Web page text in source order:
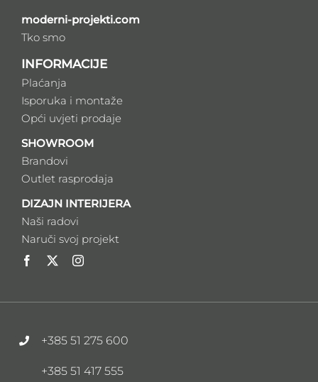
moderni-projekti.com
Tko smo
INFORMACIJE
Plaćanja
Isporuka i montaže
Opći uvjeti prodaje
SHOWROOM
Brandovi
Outlet rasprodaja
DIZAJN INTERIJERA
Naši radovi
Naruči svoj projekt
+385 51 275 600
+385 51 417 555